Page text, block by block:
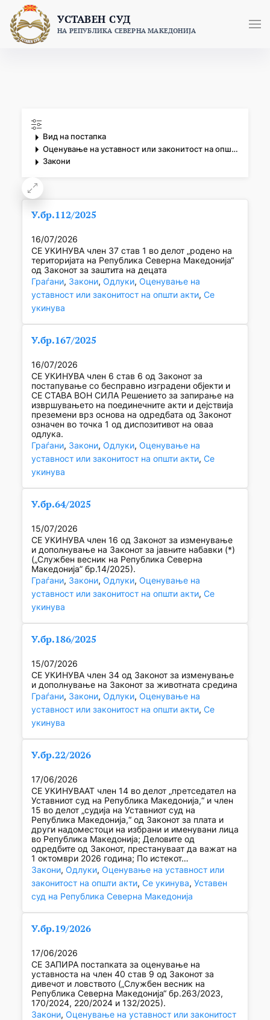
content
УСТАВЕН СУД
НА РЕПУБЛИКА СЕВЕРНА МАКЕДОНИЈА
Вид на постапка
Оценување на уставност или законитост на општи акти
Закони
У.бр.112/2025
16/07/2026
СЕ УКИНУВА член 37 став 1 во делот „родено на
територијата на Република Северна Македонија“
од Законот за заштита на децата
Граѓани, Закони, Одлуки, Оценување на
уставност или законитост на општи акти, Се
укинува
У.бр.167/2025
16/07/2026
СЕ УКИНУВА член 6 став 6 од Законот за
постапување со бесправно изградени објекти и
СЕ СТАВА ВОН СИЛА Решението за запирање на
извршувањето на поединечните акти и дејствија
преземени врз основа на одредбата од Законот
означен во точка 1 од диспозитивот на оваа
одлука.
Граѓани, Закони, Одлуки, Оценување на
уставност или законитост на општи акти, Се
укинува
У.бр.64/2025
15/07/2026
СЕ УКИНУВА член 16 од Законот за изменување
и дополнување на Законот за јавните набавки (*)
(„Службен весник на Република Северна
Македонија” бр.14/2025).
Граѓани, Закони, Одлуки, Оценување на
уставност или законитост на општи акти, Се
укинува
У.бр.186/2025
15/07/2026
СЕ УКИНУВА член 34 од Законот за изменување
и дополнување на Законот за животната средина
Граѓани, Закони, Одлуки, Оценување на
уставност или законитост на општи акти, Се
укинува
У.бр.22/2026
17/06/2026
СЕ УКИНУВААТ член 14 во делот „претседател на
Уставниот суд на Република Македонија,“ и член
15 во делот „судија на Уставниот суд на
Република Македонија,“ од Законот за плата и
други надоместоци на избрани и именувани лица
во Република Македонија; Деловите од
одредбите од Законот, престануваат да важат на
1 октомври 2026 година; По истекот…
Закони, Одлуки, Оценување на уставност или
законитост на општи акти, Се укинува, Уставен
суд на Република Северна Македонија
У.бр.19/2026
17/06/2026
СЕ ЗАПИРА постапката за оценување на
уставноста на член 40 став 9 од Законот за
дивечот и ловството („Службен весник на
Република Северна Македонија“ бр.263/2023,
170/2024, 220/2024 и 132/2025).
Закони, Оценување на уставност или законитост